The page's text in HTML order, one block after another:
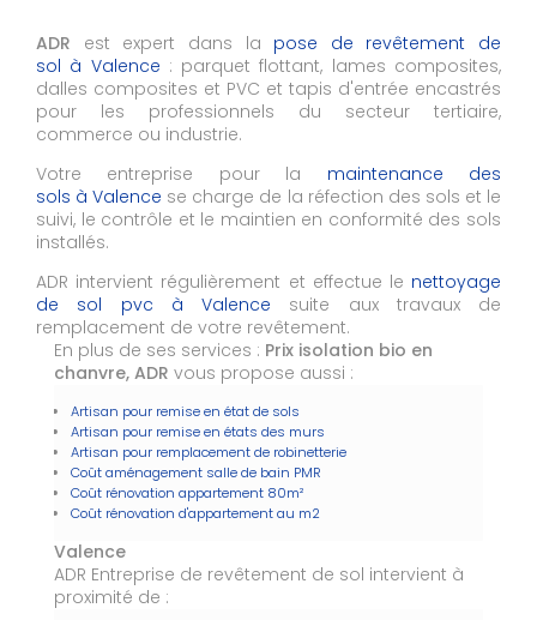
ADR est expert dans la pose de revêtement de
sol à Valence : parquet flottant, lames composites,
dalles composites et PVC et tapis d'entrée encastrés
pour les professionnels du secteur tertiaire,
commerce ou industrie.
Votre entreprise pour la maintenance des
sols à Valence se charge de la réfection des sols et le
suivi, le contrôle et le maintien en conformité des sols
installés.
ADR intervient régulièrement et effectue le nettoyage
de sol pvc à Valence suite aux travaux de
remplacement de votre revêtement.
En plus de ses services : Prix isolation bio en
chanvre, ADR vous propose aussi :
Artisan pour remise en état de sols
Artisan pour remise en états des murs
Artisan pour remplacement de robinetterie
Coût aménagement salle de bain PMR
Coût rénovation appartement 80m²
Coût rénovation d'appartement au m2
Valence
ADR Entreprise de revêtement de sol intervient à
proximité de :